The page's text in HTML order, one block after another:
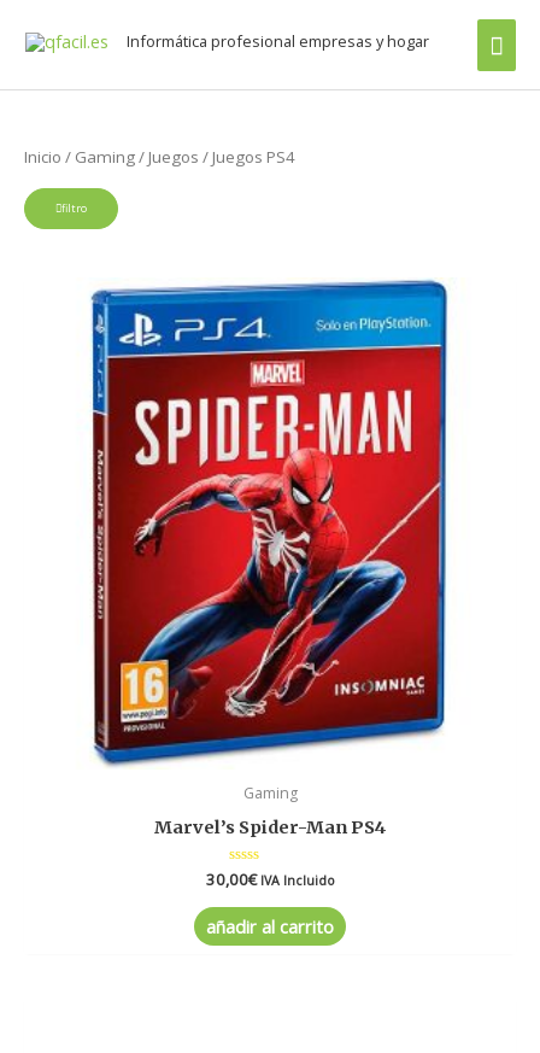
Informática profesional empresas y hogar
Inicio / Gaming/ Juegos / Juegos PS4
filtro
Gaming
Marvel’s Spider-Man PS4
Valorado
en
0
de
5
30,00€ IVA Incluido
añadir al carrito
por: